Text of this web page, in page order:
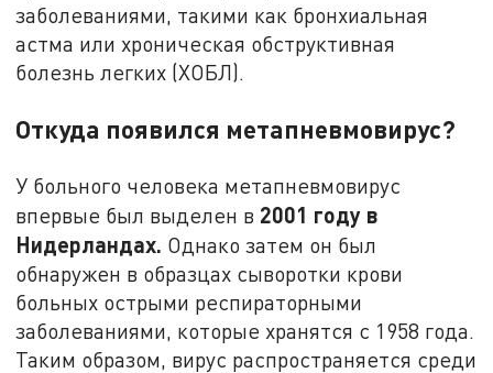
заболеваниями, такими как бронхиальная
астма или хроническая обструктивная
болезнь легких (ХОБЛ).
Откуда появился метапневмовирус?
У больного человека метапневмовирус
впервые был выделен в 2001 году в
Нидерландах. Однако затем он был
обнаружен в образцах сыворотки крови
больных острыми респираторными
заболеваниями, которые хранятся с 1958 года.
Таким образом, вирус распространяется среди